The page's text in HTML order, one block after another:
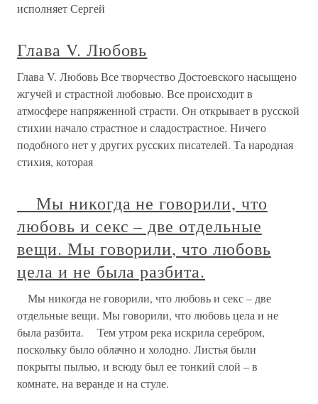
исполняет Сергей
Глава V. Любовь
Глава V. Любовь Все творчество Достоевского насыщено
жгучей и страстной любовью. Все происходит в
атмосфере напряженной страсти. Он открывает в русской
стихии начало страстное и сладострастное. Ничего
подобного нет у других русских писателей. Та народная
стихия, которая
Мы никогда не говорили, что
любовь и секс – две отдельные
вещи. Мы говорили, что любовь
цела и не была разбита.
Мы никогда не говорили, что любовь и секс – две
отдельные вещи. Мы говорили, что любовь цела и не
была разбита. Тем утром река искрила серебром,
поскольку было облачно и холодно. Листья были
покрыты пылью, и всюду был ее тонкий слой – в
комнате, на веранде и на стуле.